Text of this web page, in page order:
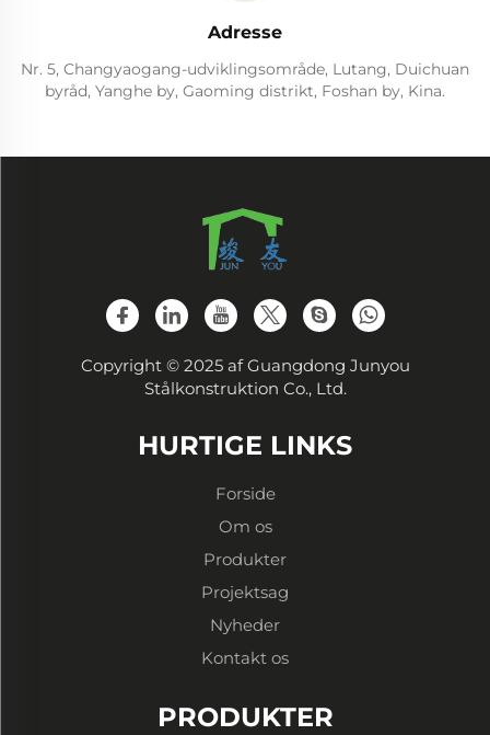
Adresse
Nr. 5, Changyaogang-udviklingsområde, Lutang, Duichuan
byråd, Yanghe by, Gaoming distrikt, Foshan by, Kina.
Copyright © 2025 af Guangdong Junyou
Stålkonstruktion Co., Ltd.
HURTIGE LINKS
Forside
Om os
Produkter
Projektsag
Nyheder
Kontakt os
PRODUKTER